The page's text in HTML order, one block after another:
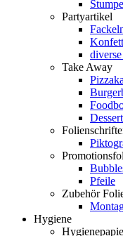
Partyartikel
Take Away
Pfeile
Zubehör
Hygiene